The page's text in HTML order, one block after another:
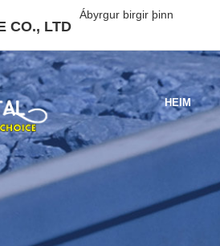
CO., LTD
Ábyrgur birgir þinn
HEIM